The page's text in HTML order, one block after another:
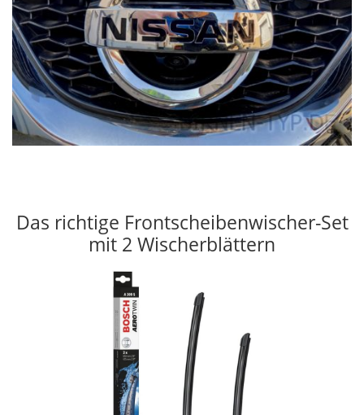
Das richtige Frontscheibenwischer-Set
mit 2 Wischerblättern